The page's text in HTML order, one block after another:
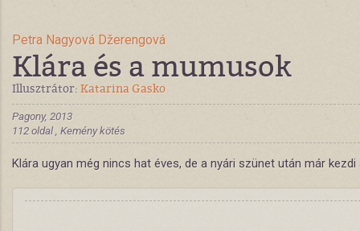
Petra Nagyová Džerengová
Klára és a mumusok
Illusztrátor: Katarina Gasko
Pagony, 2013
112 oldal , Kemény kötés
Klára ugyan még nincs hat éves, de a nyári szünet után már